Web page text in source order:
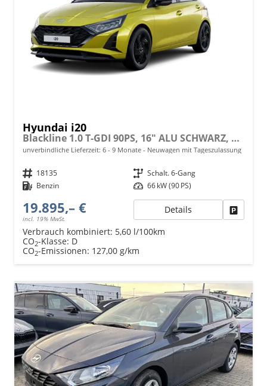
Hyundai i20
Blackline 1.0 T-GDI 90PS, 16" ALU SCHWARZ, SPIEGEL FULL-LED-SCHEINWERFER, NAVI 10,25", Winter-Pack: Sitzheizung + Lenkradheizung, Klimaautomatik, Privacy-Glas, Parksensoren hinten, Rückfahrkamera, Tempomat, Lederlenkrad, Reserverad, Alarm, Armlehne
unverbindliche Lieferzeit: 6 - 9 Monate Neuwagen mit Tageszulassung
Fahrzeugnr. 18135 Getriebe Schalt. 6-Gang
Kraftstoff Benzin Leistung 66 kW (90 PS)
19.895,– €
incl. 19% MwSt.
Details
Verbrauch kombiniert: 5,60 l/100km
CO2-Klasse: D
CO2-Emissionen: 127,00 g/km